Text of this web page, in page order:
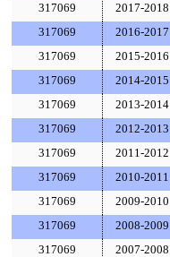
317069 2017-2018
317069 2016-2017
317069 2015-2016
317069 2014-2015
317069 2013-2014
317069 2012-2013
317069 2011-2012
317069 2010-2011
317069 2009-2010
317069 2008-2009
317069 2007-2008